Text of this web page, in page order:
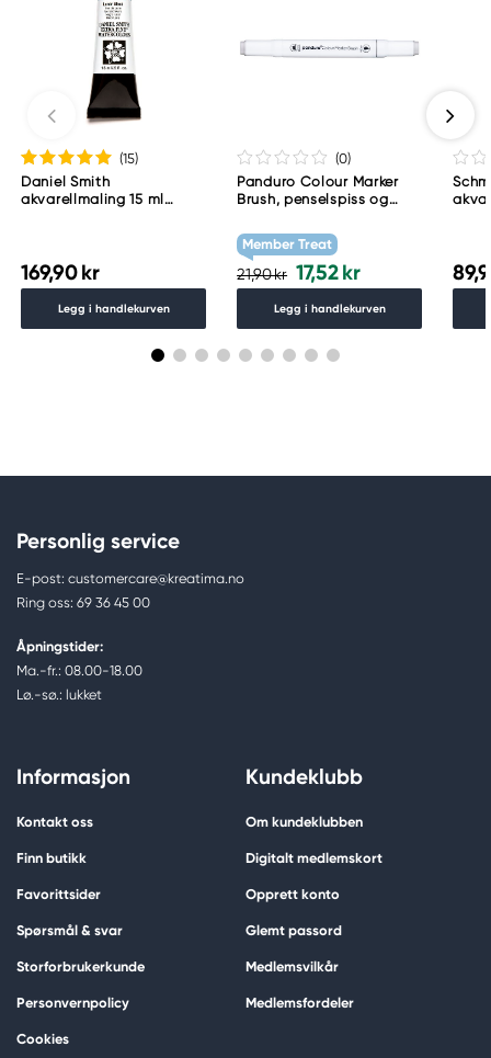
(15)
Daniel Smith
akvarellmaling 15 ml
169,90 kr
Legg i handlekurven
(0)
Panduro Colour Marker
Brush, penselspiss og
grey 1 WG1
Member Treat
21,90 kr 17,52 kr
Legg i handlekurven
Personlig service
E-post: customercare@kreatima.no
Ring oss: 69 36 45 00
Åpningstider:
Ma.-fr.: 08.00-18.00
Lø.-sø.: lukket
Informasjon
Kontakt oss
Finn butikk
Favorittsider
Spørsmål & svar
Storforbrukerkunde
Personvernpolicy
Cookies
Kundeklubb
Om kundeklubben
Digitalt medlemskort
Opprett konto
Glemt passord
Medlemsvilkår
Medlemsfordeler